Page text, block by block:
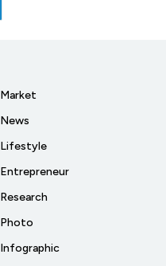
Market
News
Lifestyle
Entrepreneur
Research
Photo
Infographic